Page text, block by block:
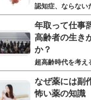
認知症、ならない
年取って仕事
高齢者の生き
か？
超高齢時代を考え
なぜ薬には副
怖い薬の知識